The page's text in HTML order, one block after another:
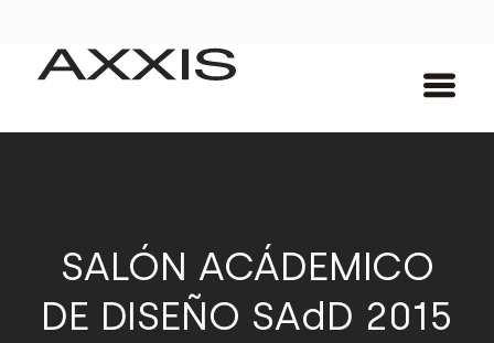
SALÓN ACÁDEMICO
DE DISEÑO SAdD 2015